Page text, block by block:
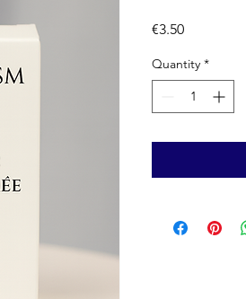
€3.50Price
Quantity *